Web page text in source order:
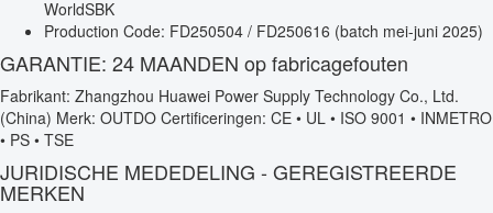
WorldSBK
Production Code: FD250504 / FD250616 (batch mei-juni 2025)
GARANTIE: 24 MAANDEN op fabricagefouten
Fabrikant: Zhangzhou Huawei Power Supply Technology Co., Ltd.
(China) Merk: OUTDO Certificeringen: CE • UL • ISO 9001 • INMETRO
• PS • TSE
JURIDISCHE MEDEDELING - GEREGISTREERDE
MERKEN